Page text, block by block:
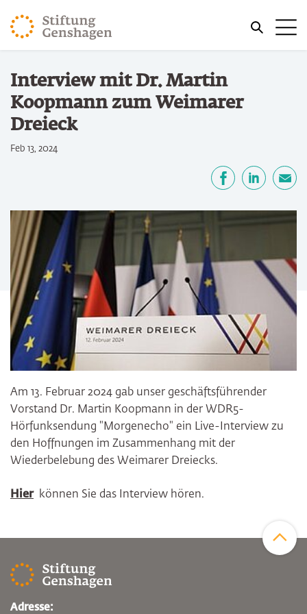
ZUM HAUPTINHALT SPRINGEN
ZUR SUCHE SPRINGEN
Sie befinden sich hier:
Start
Interview mit Dr. Martin
Koopmann zum Weimarer
Dreieck
Feb 13, 2024
Am 13. Februar 2024 gab unser geschäftsführender
Vorstand Dr. Martin Koopmann in der WDR5-
Hörfunksendung "Morgenecho" ein Live-Interview zu
den Hoffnungen im Zusammenhang mit der
Wiederbelebung des Weimarer Dreiecks.
Hier können Sie das Interview hören.
Adresse: